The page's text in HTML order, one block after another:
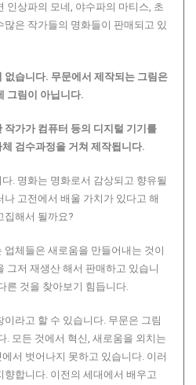
인상파의 모네, 야수파의 마티스, 초
은 작가들의 명화들이 판매되고 있
없습니다. 무문에서 제작되는 그림은
그림이 아닙니다.
작가가 컴퓨터 등의 디지털 기기를
검수과정을 거쳐 제작됩니다.
. 명화는 명화로서 감상되고 향유될
고전에서 배울 가치가 있다고 해
집해서 될까요?
체들은 새로움을 만들어내는 것이
그저 재생산 해서 판매하고 있습니
른 것을 찾아보기 힘듭니다.
라고 할 수 있습니다. 무문은 그림
. 모든 것에서 혁신, 새로움을 외치는
서 벗어나지 못하고 있습니다. 이러
향합니다. 이전의 세대에서 배우고